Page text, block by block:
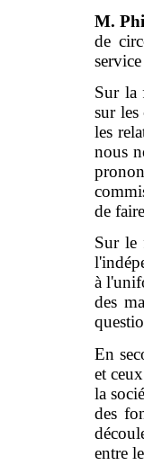
M.
de
Sur la
sur
les
nous
de
Sur le
à
des
En
et
la
des
entre